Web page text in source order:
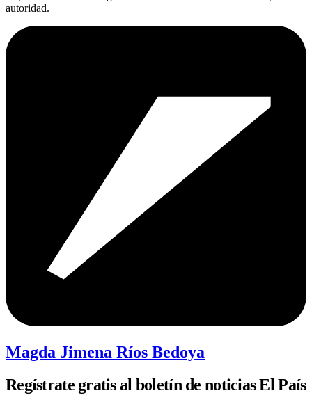
autoridad.
Magda Jimena Ríos Bedoya
Regístrate gratis al boletín de noticias El País